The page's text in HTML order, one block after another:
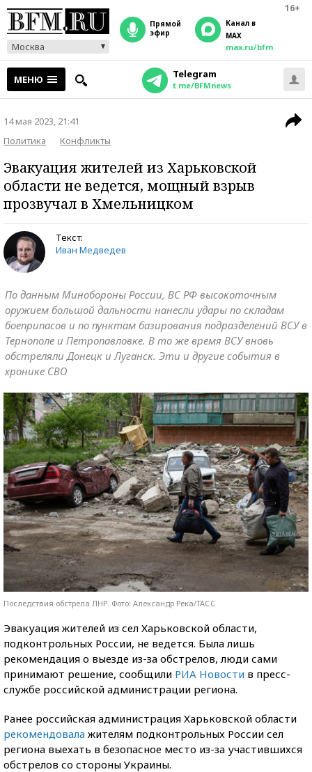
16+
Москва
прямой
эфир
Канал в
MAX
max.ru/bfm
МЕНЮ Telegram
t.me/BFMnews
14 мая 2023, 21:41
Политика
Конфликты
Эвакуация жителей из Харьковской
области не ведется, мощный взрыв
прозвучал в Хмельницком
Текст:
Иван Медведев
По данным Минобороны России, ВС РФ высокоточным
оружием большой дальности нанесли удары по складам
боеприпасов и по пунктам базирования подразделений ВСУ в
Тернополе и Петропавловке. В то же время ВСУ вновь
обстреляли Донецк и Луганск. Эти и другие события в
хронике СВО
Последствия обстрела ЛНР. Фото: Александр Река/ТАСС
Эвакуация жителей из сел Харьковской области,
подконтрольных России, не ведется. Была лишь
рекомендация о выезде из-за обстрелов, люди сами
принимают решение, сообщили РИА Новости в пресс-
службе российской администрации региона.
Ранее российская администрация Харьковской области
рекомендовала жителям подконтрольных России сел
региона выехать в безопасное место из-за участившихся
обстрелов со стороны Украины.